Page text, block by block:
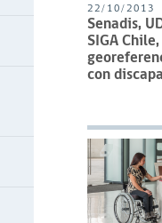
22/10/2013
Senadis,
SIGA
con